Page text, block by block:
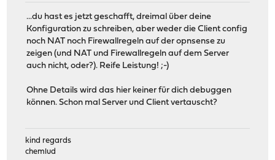
...du hast es jetzt geschafft, dreimal über deine
Konfiguration zu schreiben, aber weder die Client config
noch NAT noch Firewallregeln auf der opnsense zu
zeigen (und NAT und Firewallregeln auf dem Server
auch nicht, oder?). Reife Leistung! ;-)
Ohne Details wird das hier keiner für dich debuggen
können. Schon mal Server und Client vertauscht?
kind regards
chemlud